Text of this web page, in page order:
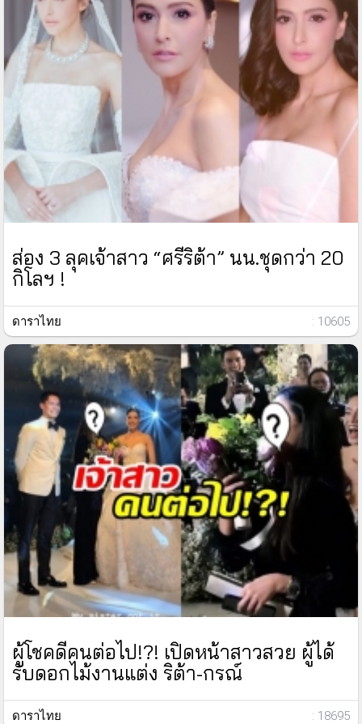
ส่อง 3 ลุคเจ้าสาว “ศรีริต้า” นน.ชุดกว่า 20
กิโลฯ !
ดาราไทย : 10605
ผู้โชคดีคนต่อไป!?! เปิดหน้าสาวสวย ผู้ได้
รับดอกไม้งานแต่ง ริต้า-กรณ์
ดาราไทย : 18695